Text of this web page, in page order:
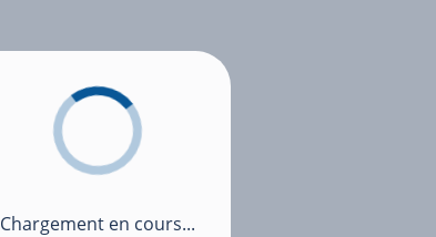
Chargement en cours...